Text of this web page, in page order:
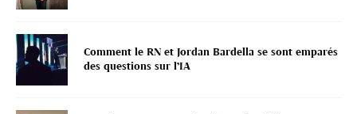
Comment le RN et Jordan Bardella se sont emparés
des questions sur l’IA